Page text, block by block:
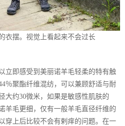
衣摆。视觉上看起来不会过长
立即感受到美丽诺羊毛轻柔的特有触
％聚酯纤维混纺，可以兼顾舒适与耐
大约30微米，如果是敏感性肌肤的
羊毛更细，仅有一般羊毛直径纤维的
穿上后比较不会有剌痒的问题。在一